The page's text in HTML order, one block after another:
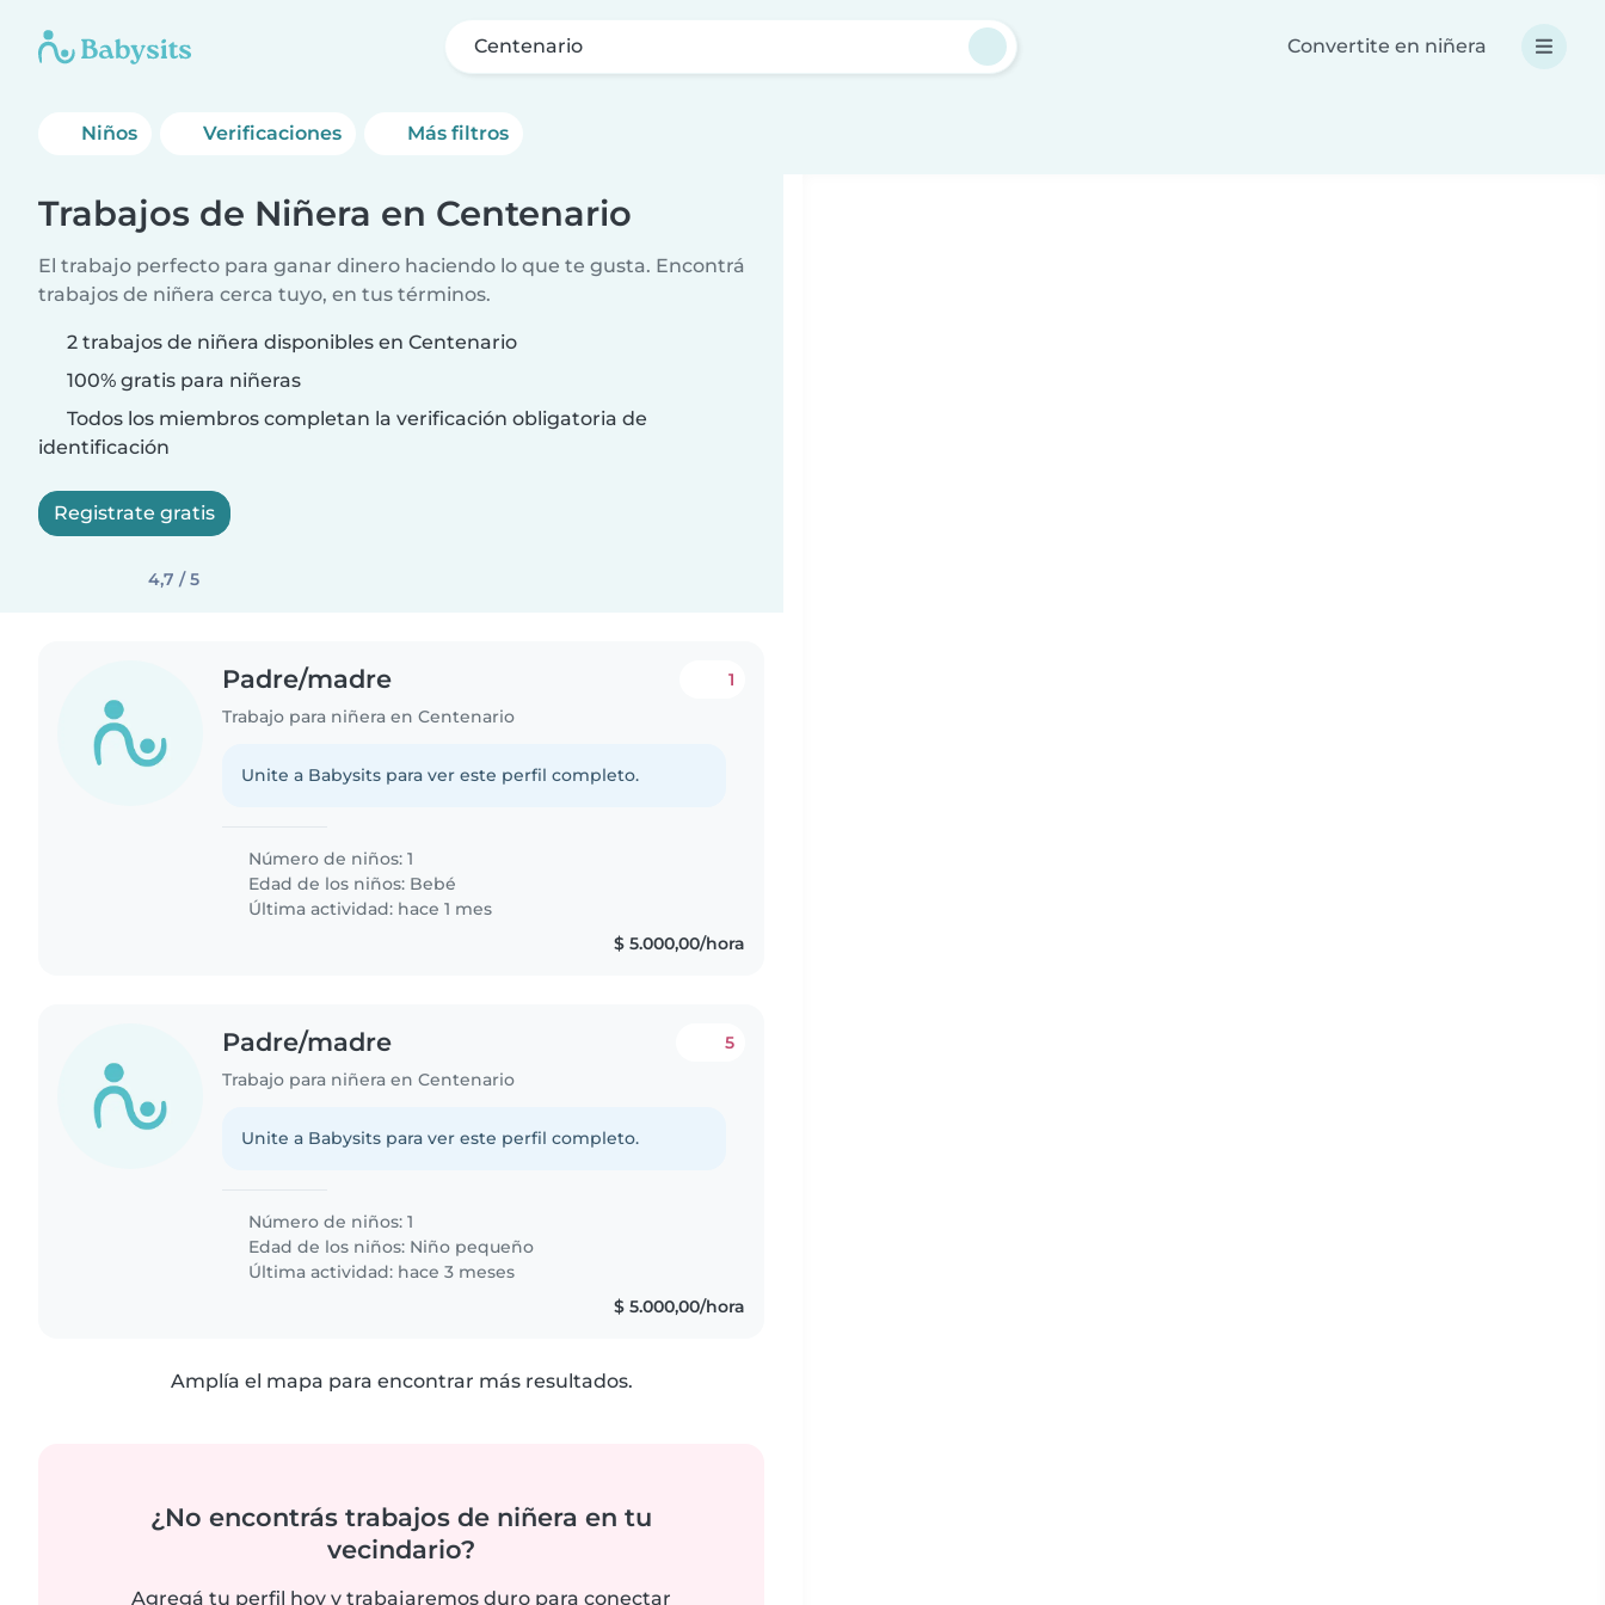
Centenario Convertite en niñera
Niños Verificaciones Más filtros
Trabajos de Niñera en Centenario
El trabajo perfecto para ganar dinero haciendo lo que te gusta. Encontrá
trabajos de niñera cerca tuyo, en tus términos.
2 trabajos de niñera disponibles en Centenario
100% gratis para niñeras
Todos los miembros completan la verificación obligatoria de
identificación
Registrate gratis
4,7 / 5
Padre/madre
Trabajo para niñera en Centenario
1
Unite a Babysits para ver este perfil completo.
Número de niños: 1
Edad de los niños: Bebé
Última actividad: hace 1 mes
$ 5.000,00/hora
Padre/madre
Trabajo para niñera en Centenario
5
Unite a Babysits para ver este perfil completo.
Número de niños: 1
Edad de los niños: Niño pequeño
Última actividad: hace 3 meses
$ 5.000,00/hora
Amplía el mapa para encontrar más resultados.
¿No encontrás trabajos de niñera en tu
vecindario?
Agregá tu perfil hoy y trabajaremos duro para conectar